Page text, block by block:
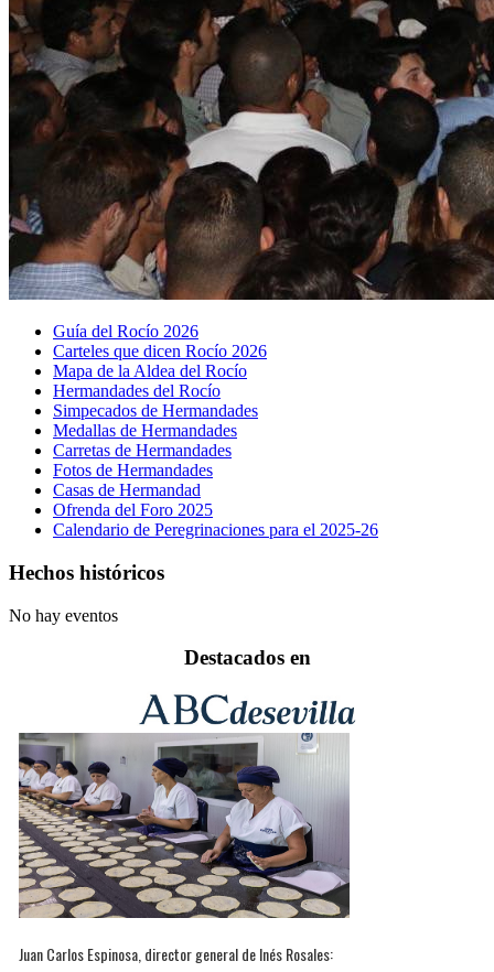
Guía del Rocío 2026
Carteles que dicen Rocío 2026
Mapa de la Aldea del Rocío
Hermandades del Rocío
Simpecados de Hermandades
Medallas de Hermandades
Carretas de Hermandades
Fotos de Hermandades
Casas de Hermandad
Ofrenda del Foro 2025
Calendario de Peregrinaciones para el 2025-26
Hechos históricos
No hay eventos
Destacados en
Juan Carlos Espinosa, director general de Inés Rosales: